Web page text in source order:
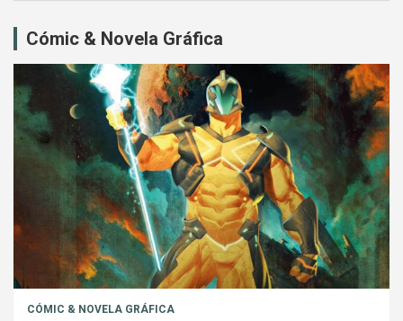
Cómic & Novela Gráfica
CÓMIC & NOVELA GRÁFICA